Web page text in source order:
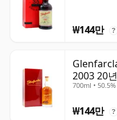
₩144만 ?
2003 20
700ml • 50.5%
₩144만 ?